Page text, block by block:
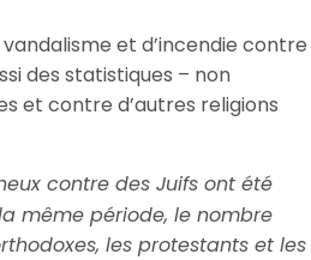
et d’incendie contre
des statistiques – non
et contre d’autres religions
contre des Juifs ont été
même période, le nombre
les protestants et les